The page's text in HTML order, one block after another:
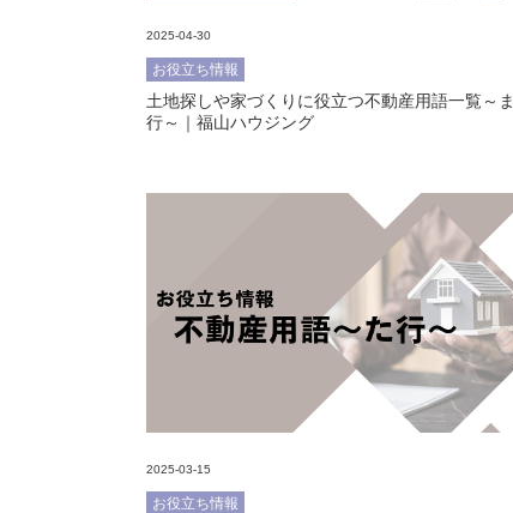
2025-04-30
お役立ち情報
土地探しや家づくりに役立つ不動産用語一覧～ま
行～｜福山ハウジング
2025-03-15
お役立ち情報